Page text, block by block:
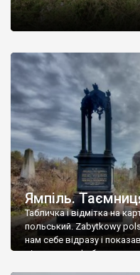
Ямпіль.
Табличка і відмітка на
польський. Zabytkowy
нам себе відразу і
віднести до фабричних,